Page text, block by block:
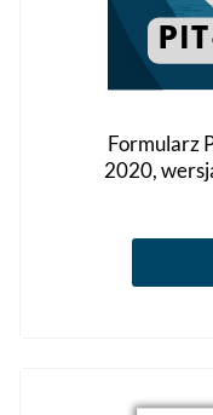
Formularz
2020,